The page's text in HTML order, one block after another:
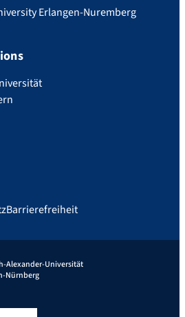
Erlangen-Nuremberg
Barrierefreiheit
Alexander-Universität
Nürnberg